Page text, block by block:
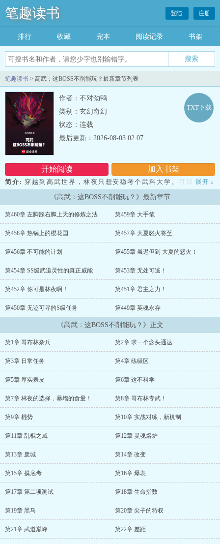
笔趣读书 登陆 注册
排行 收藏 完本 阅读记录 书架
笔趣读书 > 高武：这BOSS不削能玩？最新章节列表
作者：不对劲鸭
类别：玄幻奇幻
状态：连载
开始阅读 加入书架
TXT下载
最后更新：2026-08-03 02:07
简介: 穿越到高武世界，林夜只想安稳考个武科大学。可那个自称
【最强副本BOSS系统】的玩意儿，好像脑子不太好使。它真以为林夜
是个最低级的炮灰BOSS！别人的技能树是：基础拳法→猛虎拳→登龙
拳。林夜的技…--高武：这BOSS不削能玩？...
展开 »
《高武：这BOSS不削能玩？》最新章节
第460章 左脚踩右脚上天的修炼之法 第459章 大手笔
第458章 热锅上的樱花国 第457章 大夏怒火将至
第456章 不可能的计划 第455章 虽迟但到 大夏的怒火！
第454章 SS级武道灵性的真正威能 第453章 无处可逃！
第452章 你可是林夜啊！ 第451章 君主之力！
第450章 无迹可寻的S级任务 第449章 英魂永存
《高武：这BOSS不削能玩？》正文
第1章 哥布林杂兵 第2章 求一个念头通达
第3章 日常任务 第4章 练级区
第5章 厚实表皮 第6章 这不科学
第7章 林夜的选择，暴增的食量！ 第8章 哥布林专武！
第9章 棍势 第10章 实战对练，新机制
第11章 乱棍之威 第12章 灵魂熔炉
第13章 废城 第14章 改变
第15章 摸底考 第16章 爆表
第17章 第二项测试 第18章 生命指数
第19章 黑马 第20章 尖子的特权
第21章 武道巅峰 第22章 差距